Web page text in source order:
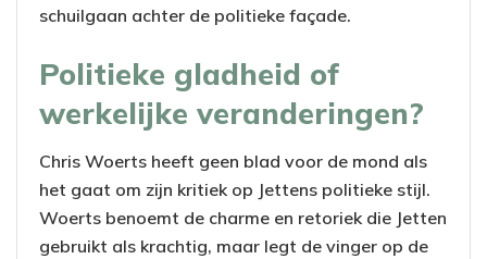
schuilgaan achter de politieke façade.
Politieke gladheid of
werkelijke veranderingen?
Chris Woerts heeft geen blad voor de mond als
het gaat om zijn kritiek op Jettens politieke stijl.
Woerts benoemt de charme en retoriek die Jetten
gebruikt als krachtig, maar legt de vinger op de